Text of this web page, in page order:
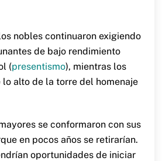
nobles continuaron exigiendo
de bajo rendimiento
(presentismo), mientras los
alto de la torre del homenaje
se conformaron con sus
en pocos años se retirarían.
oportunidades de iniciar